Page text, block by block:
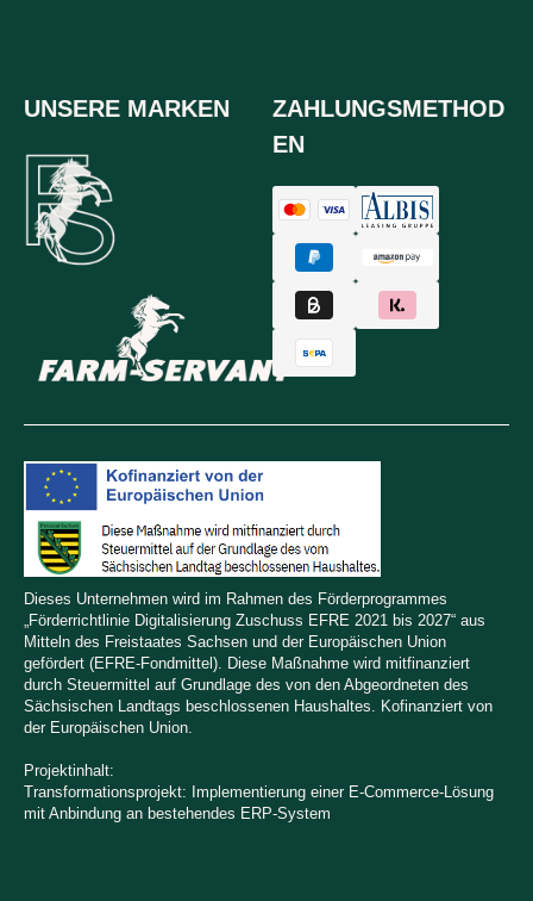
UNSERE MARKEN
ZAHLUNGSMETHOD
EN
Dieses Unternehmen wird im Rahmen des Förderprogrammes
„Förderrichtlinie Digitalisierung Zuschuss EFRE 2021 bis 2027“ aus
Mitteln des Freistaates Sachsen und der Europäischen Union
gefördert (EFRE-Fondmittel). Diese Maßnahme wird mitfinanziert
durch Steuermittel auf Grundlage des von den Abgeordneten des
Sächsischen Landtags beschlossenen Haushaltes. Kofinanziert von
der Europäischen Union.
Projektinhalt:
Transformationsprojekt: Implementierung einer E-Commerce-Lösung
mit Anbindung an bestehendes ERP-System